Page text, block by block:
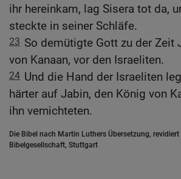
ihr hereinkam, lag Sisera tot da,
steckte in seiner Schläfe.
23 So demütigte Gott zu der Zeit
von Kanaan, vor den Israeliten.
24 Und die Hand der Israeliten
härter auf Jabin, den König von
ihn vernichteten.
Die Bibel nach Martin Luthers Übersetzung,
Bibelgesellschaft, Stuttgart